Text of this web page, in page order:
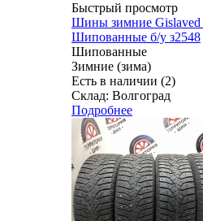
Быстрый просмотр
Шины зимние Gislaved
Шипованные б/у з2548
Шипованные
Зимние (зима)
Есть в наличии (2)
Склад: Волгоград
Подробнее